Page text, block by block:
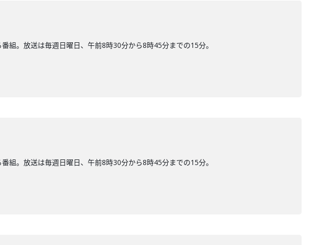
組。放送は毎週日曜日、午前8時30分から8時45分までの15分。
組。放送は毎週日曜日、午前8時30分から8時45分までの15分。